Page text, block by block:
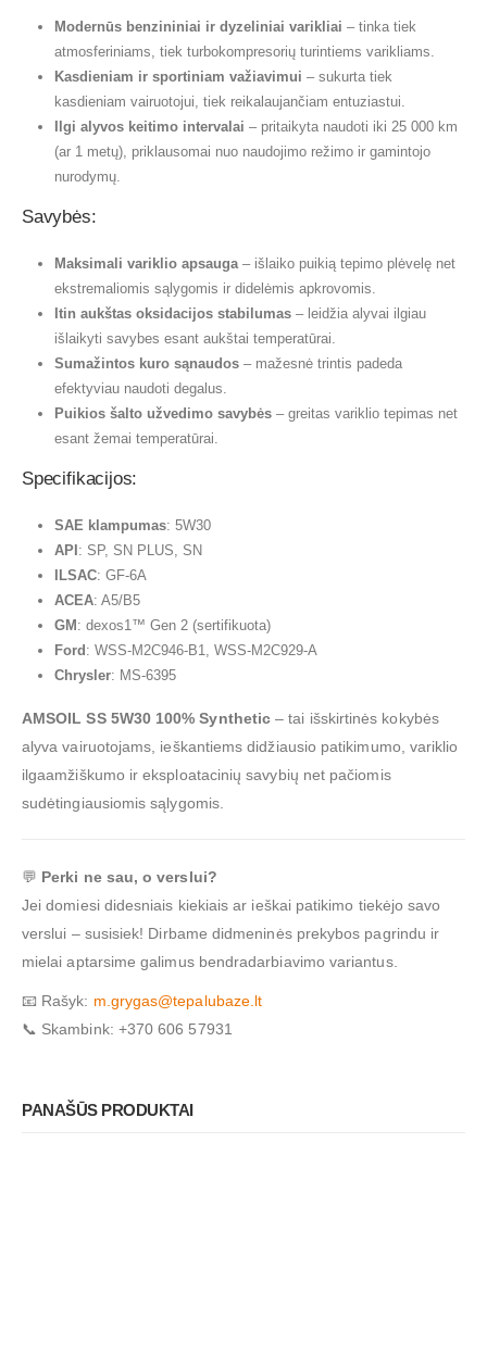
Modernūs benzininiai ir dyzeliniai varikliai – tinka tiek
atmosferiniams, tiek turbokompresorių turintiems varikliams.
Kasdieniam ir sportiniam važiavimui – sukurta tiek
kasdieniam vairuotojui, tiek reikalaujančiam entuziastui.
Ilgi alyvos keitimo intervalai – pritaikyta naudoti iki 25 000 km
(ar 1 metų), priklausomai nuo naudojimo režimo ir gamintojo
nurodymų.
Savybės:
Maksimali variklio apsauga– išlaiko puikią tepimo plėvelę net
ekstremaliomis sąlygomis ir didelėmis apkrovomis.
Itin aukštas oksidacijos stabilumas– leidžia alyvai ilgiau
išlaikyti savybes esant aukštai temperatūrai.
Sumažintos kuro sąnaudos– mažesnė trintis padeda
efektyviau naudoti degalus.
Puikios šalto užvedimo savybės– greitas variklio tepimas net
esant žemai temperatūrai.
Specifikacijos:
SAE klampumas: 5W30
API : SP, SN PLUS, SN
ILSAC: GF-6A
ACEA: A5/B5
GM : dexos1™ Gen 2 (sertifikuota)
Ford : WSS-M2C946-B1, WSS-M2C929-A
Chrysler: MS-6395
AMSOIL SS 5W30 100% Synthetic – tai išskirtinės kokybės
alyva vairuotojams, ieškantiems didžiausio patikimumo, variklio
ilgaamžiškumo ir eksploatacinių savybių net pačiomis
sudėtingiausiomis sąlygomis.
💬 Perki ne sau, o verslui?
Jei domiesi didesniais kiekiais ar ieškai patikimo tiekėjo savo
verslui – susisiek! Dirbame didmeninės prekybos pagrindu ir
mielai aptarsime galimus bendradarbiavimo variantus.
📧 Rašyk: m.grygas@tepalubaze.lt
📞 Skambink: +370 606 57931
PANAŠŪS PRODUKTAI